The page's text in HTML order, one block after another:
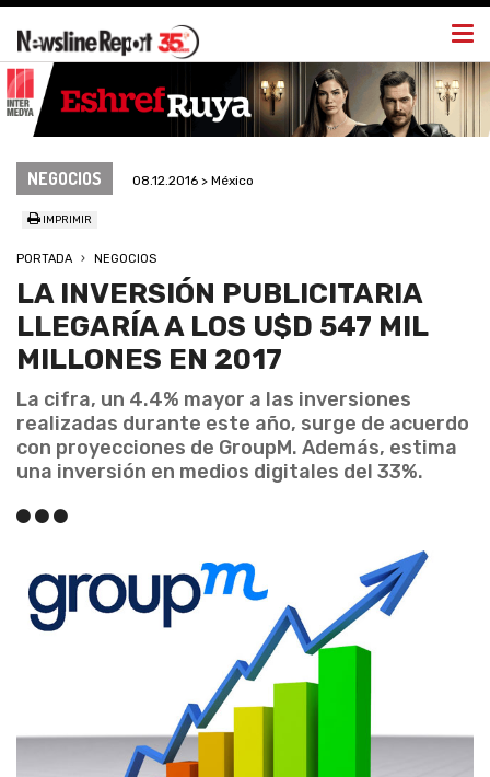
NEGOCIOS 08.12.2016 > México
IMPRIMIR
PORTADA NEGOCIOS
LA INVERSIÓN PUBLICITARIA
LLEGARÍA A LOS U$D 547 MIL
MILLONES EN 2017
La cifra, un 4.4% mayor a las inversiones
realizadas durante este año, surge de acuerdo
con proyecciones de GroupM. Además, estima
una inversión en medios digitales del 33%.